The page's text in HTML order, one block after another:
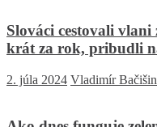
Slováci cestovali
krát za rok, pribudli
2. júla 2024 Vladimír Bačišin